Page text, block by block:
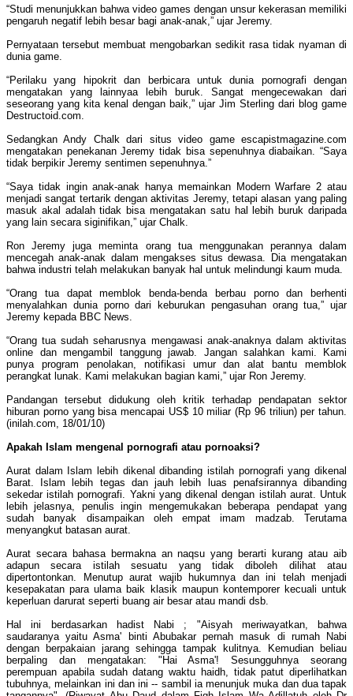
“Studi menunjukkan bahwa video games dengan unsur kekerasan memiliki
pengaruh negatif lebih besar bagi anak-anak,” ujar Jeremy.
Pernyataan tersebut membuat mengobarkan sedikit rasa tidak nyaman di
dunia game.
“Perilaku yang hipokrit dan berbicara untuk dunia pornografi dengan
mengatakan yang lainnyaa lebih buruk. Sangat mengecewakan dari
seseorang yang kita kenal dengan baik,” ujar Jim Sterling dari blog game
Destructoid.com.
Sedangkan Andy Chalk dari situs video game escapistmagazine.com
mengatakan penekanan Jeremy tidak bisa sepenuhnya diabaikan. “Saya
tidak berpikir Jeremy sentimen sepenuhnya.”
“Saya tidak ingin anak-anak hanya memainkan Modern Warfare 2 atau
menjadi sangat tertarik dengan aktivitas Jeremy, tetapi alasan yang paling
masuk akal adalah tidak bisa mengatakan satu hal lebih buruk daripada
yang lain secara siginifikan,” ujar Chalk.
Ron Jeremy juga meminta orang tua menggunakan perannya dalam
mencegah anak-anak dalam mengakses situs dewasa. Dia mengatakan
bahwa industri telah melakukan banyak hal untuk melindungi kaum muda.
“Orang tua dapat memblok benda-benda berbau porno dan berhenti
menyalahkan dunia porno dari keburukan pengasuhan orang tua,” ujar
Jeremy kepada BBC News.
“Orang tua sudah seharusnya mengawasi anak-anaknya dalam aktivitas
online dan mengambil tanggung jawab. Jangan salahkan kami. Kami
punya program penolakan, notifikasi umur dan alat bantu memblok
perangkat lunak. Kami melakukan bagian kami,” ujar Ron Jeremy.
Pandangan tersebut didukung oleh kritik terhadap pendapatan sektor
hiburan porno yang bisa mencapai US$ 10 miliar (Rp 96 triliun) per tahun.
(inilah.com, 18/01/10)
Apakah Islam mengenal pornografi atau pornoaksi?
Aurat dalam Islam lebih dikenal dibanding istilah pornografi yang dikenal
Barat. Islam lebih tegas dan jauh lebih luas penafsirannya dibanding
sekedar istilah pornografi. Yakni yang dikenal dengan istilah aurat. Untuk
lebih jelasnya, penulis ingin mengemukakan beberapa pendapat yang
sudah banyak disampaikan oleh empat imam madzab. Terutama
menyangkut batasan aurat.
Aurat secara bahasa bermakna an naqsu yang berarti kurang atau aib
adapun secara istilah sesuatu yang tidak diboleh dilihat atau
dipertontonkan. Menutup aurat wajib hukumnya dan ini telah menjadi
kesepakatan para ulama baik klasik maupun kontemporer kecuali untuk
keperluan darurat seperti buang air besar atau mandi dsb.
Hal ini berdasarkan hadist Nabi ; "Aisyah meriwayatkan, bahwa
saudaranya yaitu Asma' binti Abubakar pernah masuk di rumah Nabi
dengan berpakaian jarang sehingga tampak kulitnya. Kemudian beliau
berpaling dan mengatakan: "Hai Asma'! Sesungguhnya seorang
perempuan apabila sudah datang waktu haidh, tidak patut diperlihatkan
tubuhnya, melainkan ini dan ini -- sambil ia menunjuk muka dan dua tapak